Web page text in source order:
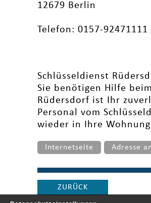
12679 Berlin
Telefon: 0157-92471111
Schlüsseldienst
Sie benötigen Hilfe
Rüdersdorf ist Ihr
Personal vom
wieder in Ihre
Internetseite Adresse
ZURÜCK